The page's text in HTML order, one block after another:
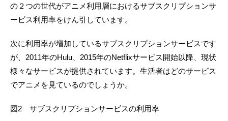
の２つの世代がアニメ利用層におけるサブスクリプションサ
ービス利用率をけん引しています。
次に利用率が増加しているサブスクリプションサービスです
が、2011年のHulu、2015年のNetflixサービス開始以降、現状
様々なサービスが提供されています。生活者はどのサービス
でアニメを見ているのでしょうか。
図2 サブスクリプションサービスの利用率